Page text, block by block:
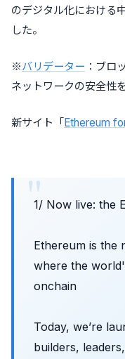
のデジタル化における
した。
※バリデーター ：ブロ
ネットワークの安全性
新サイト「Ethereum
1/ Now live: the
Ethereum is the
where the
onchain
Today, we’re
builders,